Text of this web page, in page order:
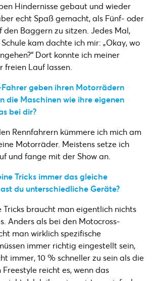
Hindernisse gebaut und wieder
echt Spaß gemacht, als Fünf- oder
den Baggern zu sitzen. Jedes Mal,
kam dachte ich mir: „Okay, wo
Dort konnte ich meiner
Lauf lassen.
geben ihren Motorrädern
die Maschinen wie ihre eigenen
bei dir?
Rennfahrern kümmere ich mich am
Motorräder. Meistens setze ich
und fange mit der Show an.
Tricks immer das gleiche
du unterschiedliche Geräte?
Tricks braucht man eigentlich nichts
Anders als bei den Motocross-
man wirklich spezifische
immer richtig eingestellt sein,
immer, 10 % schneller zu sein als die
reicht es, wenn das